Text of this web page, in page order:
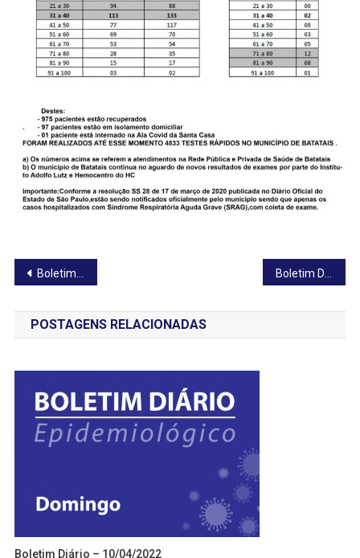
Navegação
de
Post
Boletim Diário – 29/11/2020 Boletim Diário – 01/12/2020
POSTAGENS RELACIONADAS
Boletim Diário – 10/04/2022